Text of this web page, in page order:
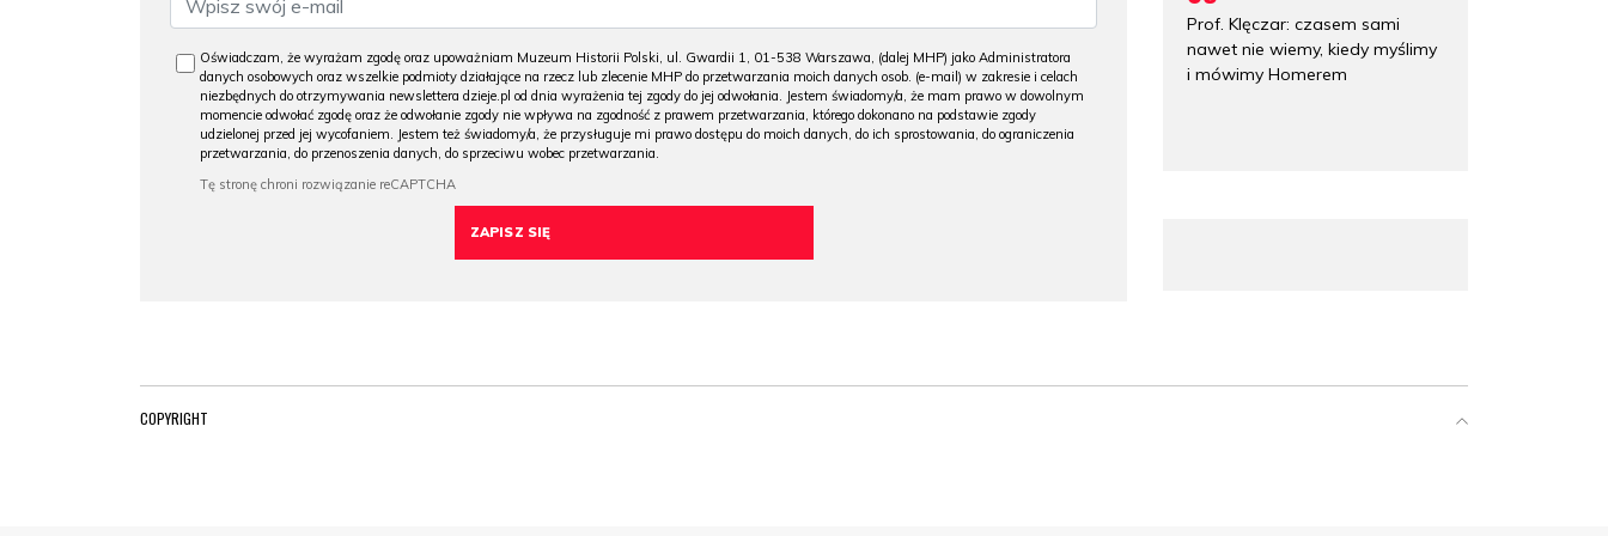
Oświadczam, że wyrażam zgodę oraz upoważniam Muzeum Historii Polski, ul. Gwardii 1, 01-538 Warszawa, (dalej MHP) jako Administratora
danych osobowych oraz wszelkie podmioty działające na rzecz lub zlecenie MHP do przetwarzania moich danych osob. (e-mail) w zakresie i celach
niezbędnych do otrzymywania newslettera dzieje.pl od dnia wyrażenia tej zgody do jej odwołania. Jestem świadomy/a, że mam prawo w dowolnym
momencie odwołać zgodę oraz że odwołanie zgody nie wpływa na zgodność z prawem przetwarzania, którego dokonano na podstawie zgody
udzielonej przed jej wycofaniem. Jestem też świadomy/a, że przysługuje mi prawo dostępu do moich danych, do ich sprostowania, do ograniczenia
przetwarzania, do przenoszenia danych, do sprzeciwu wobec przetwarzania.
Prof. Klęczar: czasem sami
nawet nie wiemy, kiedy myślimy
i mówimy Homerem
COPYRIGHT